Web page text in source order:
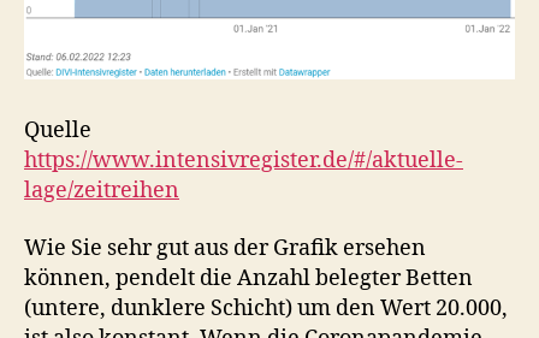
Quelle
https://www.intensivregister.de/#/aktuelle-
lage/zeitreihen
Wie Sie sehr gut aus der Grafik ersehen
können, pendelt die Anzahl belegter Betten
(untere, dunklere Schicht) um den Wert 20.000,